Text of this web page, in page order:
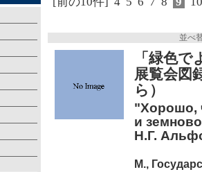
並べ
「緑色
展覧会図
ら）
"Хорошо,
и
Н.Г.
М.,